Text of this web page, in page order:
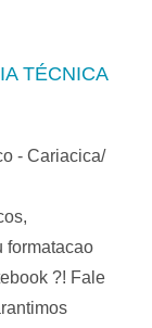
TÉCNICA
- Cariacica/
formatacao
?! Fale